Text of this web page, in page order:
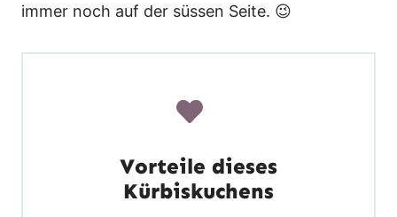
immer noch auf der süssen Seite. 😉
Vorteile dieses
Kürbiskuchens